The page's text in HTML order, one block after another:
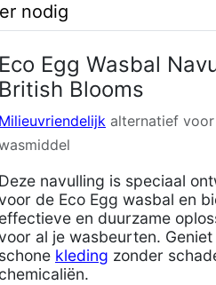
nodig
Eco Egg Wasbal
British Blooms
Milieuvriendelijk alternatief voor
Deze navulling is speciaal
de Eco Egg wasbal en
effectieve en duurzame
al je wasbeurten. Geniet
schone kleding zonder
chemicaliën.